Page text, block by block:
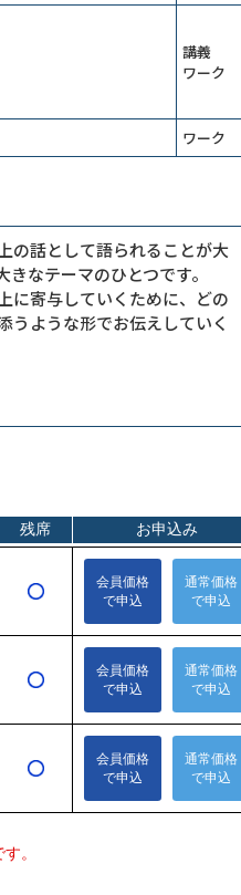
講義
ワーク
ワーク
の話として語られることが大
なテーマのひとつです。
に寄与していくために、どの
うような形でお伝えしていく